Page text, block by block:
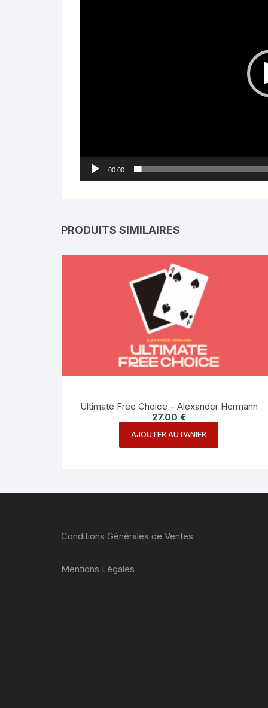
00:00
PRODUITS SIMILAIRES
Ultimate Free Choice – Alexander Hermann
27.00 €
AJOUTER AU PANIER
Conditions Générales de Ventes
Mentions Légales